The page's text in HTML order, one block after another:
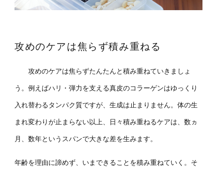
攻めのケアは焦らず積み重ねる
攻めのケアは焦らずたんたんと積み重ねていきましょ
う。例えばハリ・弾力を支える真皮のコラーゲンはゆっくり
入れ替わるタンパク質ですが、生成は止まりません。体の生
まれ変わりが止まらない以上、日々積み重ねるケアは、数ヵ
月、数年というスパンで大きな差を生みます。
年齢を理由に諦めず、いまできることを積み重ねていく。そ